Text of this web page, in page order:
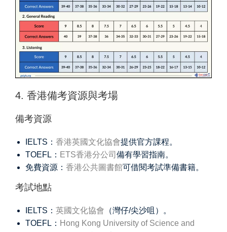
4. 香港備考資源與考場
備考資源
IELTS： 香港英國文化協會提供官方課程。
TOEFL： ETS香港分公司 備有學習指南。
免費資源： 香港公共圖書館可借閱考試準備書籍。
考試地點
IELTS： 英國文化協會 （灣仔/尖沙咀）。
TOEFL： Hong Kong University of Science and